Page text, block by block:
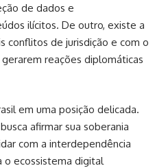
de dados e
ilícitos. De outro, existe a
conflitos de jurisdição e com o
reações diplomáticas
em uma posição delicada.
afirmar sua soberania
com a interdependência
o ecossistema digital